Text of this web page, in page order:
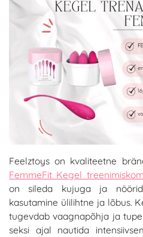
Feelztoys on kvaliteetne
FemmeFit Kegel
on sileda kujuga ja
kasutamine ülilihtne ja lõbus.
tugevdab vaagnapõhja ja
seksi ajal nautida